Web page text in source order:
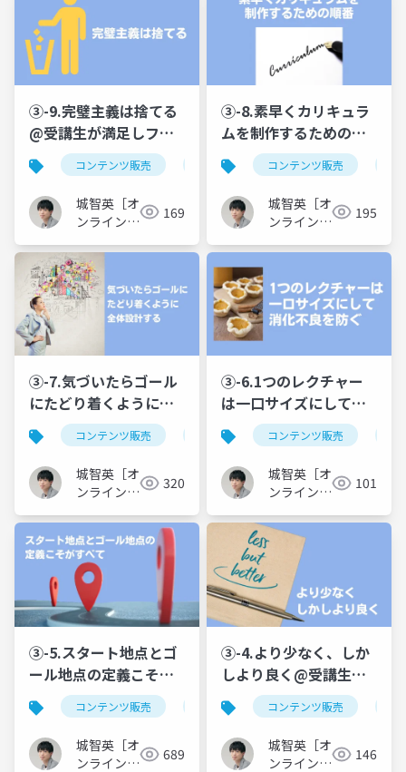
無くす
③-9.完璧主義は捨てる
@受講生が満足しファ
ン化するオンライン講
座カリキュラムの作り
方！アウトラインを作
り込む台本制作で「話
せない…」を無くす
コンテンツ販売 オンライン講座 カリキュラム制作
城智英［オ
ンライン講
ター］
169
③-8.素早くカリキュラ
ムを制作するための順
番@受講生が満足しフ
ァン化するオンライン
講座カリキュラムの作
り方！アウトラインを
作り込む台本制作で
「話せない…」を無く
す
コンテンツ販売
城智英［オ
ンライン講
ター］
195
③-7.気づいたらゴール
にたどり着くように全
体設計する@受講生が
満足しファン化するオ
ンライン講座カリキュ
ラムの作り方！アウト
ラインを作り込む台本
制作で「話せない…」
を無くす
コンテンツ販売 オンライン講座 カリキュラム制作
城智英［オ
ンライン講
ター］
320
③-6.1つのレクチャー
は一口サイズにして消
化不良を防ぐ@受講生
が満足しファン化する
オンライン講座カリキ
ュラムの作り方！アウ
トラインを作り込む台
本制作で「話せな
い…」を無くす
コンテンツ販売
城智英［オ
ンライン講
ター］
101
③-5.スタート地点とゴ
ール地点の定義こそが
すべて@受講生が満足
しファン化するオンラ
イン講座カリキュラム
の作り方！アウトライ
コンテンツ販売 オンライン講座 カリキュラム制作
城智英［オ
ンライン講
689
③-4.より少なく、しか
しより良く@受講生が
満足しファン化するオ
ンライン講座カリキュ
ラムの作り方！アウト
ラインを作り込む台本
コンテンツ販売
城智英［オ
ンライン講
146